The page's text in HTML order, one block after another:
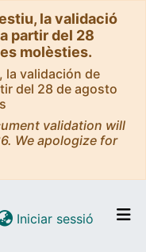
la validació
partir del 28
molèsties.
la validación de
del 28 de agosto
validation will
We apologize for
Iniciar sessió (current)